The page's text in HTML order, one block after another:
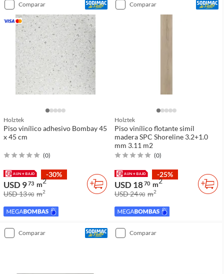
comparar
Holztek
Piso vinílico adhesivo Bombay 45
x 45 cm
(0)
-30%
USD 973 m2
USD 1390 m2
comparar
Holztek
Piso vinílico flotante simíl
madera SPC Shoreline 3.2+1.0
mm 3.11 m2
(0)
-25%
USD 1870 m2
USD 2490 m2
comparar comparar